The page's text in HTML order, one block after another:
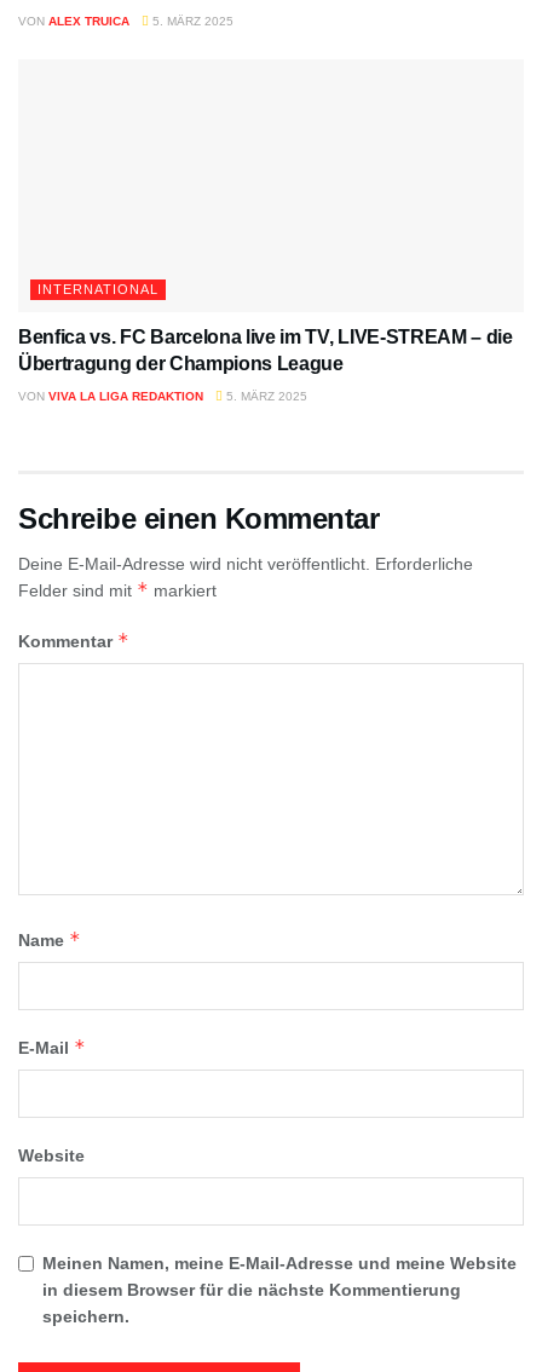
VON ALEX TRUICA 5. MÄRZ 2025
INTERNATIONAL
Benfica vs. FC Barcelona live im TV, LIVE-STREAM – die
Übertragung der Champions League
VON VIVA LA LIGA REDAKTION 5. MÄRZ 2025
Schreibe einen Kommentar
Deine E-Mail-Adresse wird nicht veröffentlicht. Erforderliche
Felder sind mit * markiert
Kommentar *
Name *
E-Mail *
Website
Meinen Namen, meine E-Mail-Adresse und meine Website
in diesem Browser für die nächste Kommentierung
speichern.